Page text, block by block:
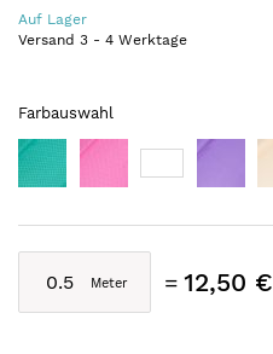
Auf Lager
Versand 3 - 4 Werktage
Farbauswahl
12,50 €